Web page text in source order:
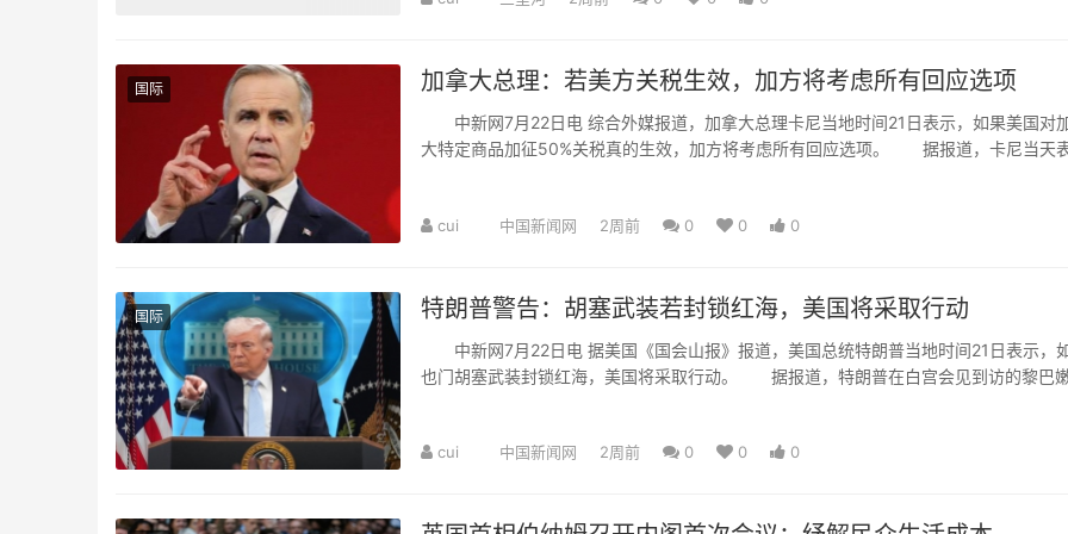
国际 加拿大总理：若美方关税生效，加方将考虑所有回应选项
中新网7月22日电 综合外媒报道，加拿大总理卡尼当地时间21日表示，如果美国对
大特定商品加征50%关税真的生效，加方将考虑所有回应选项。 据报道，卡尼当天
cui 中国新闻网 2周前 0 0 0
国际 特朗普警告：胡塞武装若封锁红海，美国将采取行动
中新网7月22日电 据美国《国会山报》报道，美国总统特朗普当地时间21日表示，
也门胡塞武装封锁红海，美国将采取行动。 据报道，特朗普在白宫会见到访的黎巴
cui 中国新闻网 2周前 0 0 0